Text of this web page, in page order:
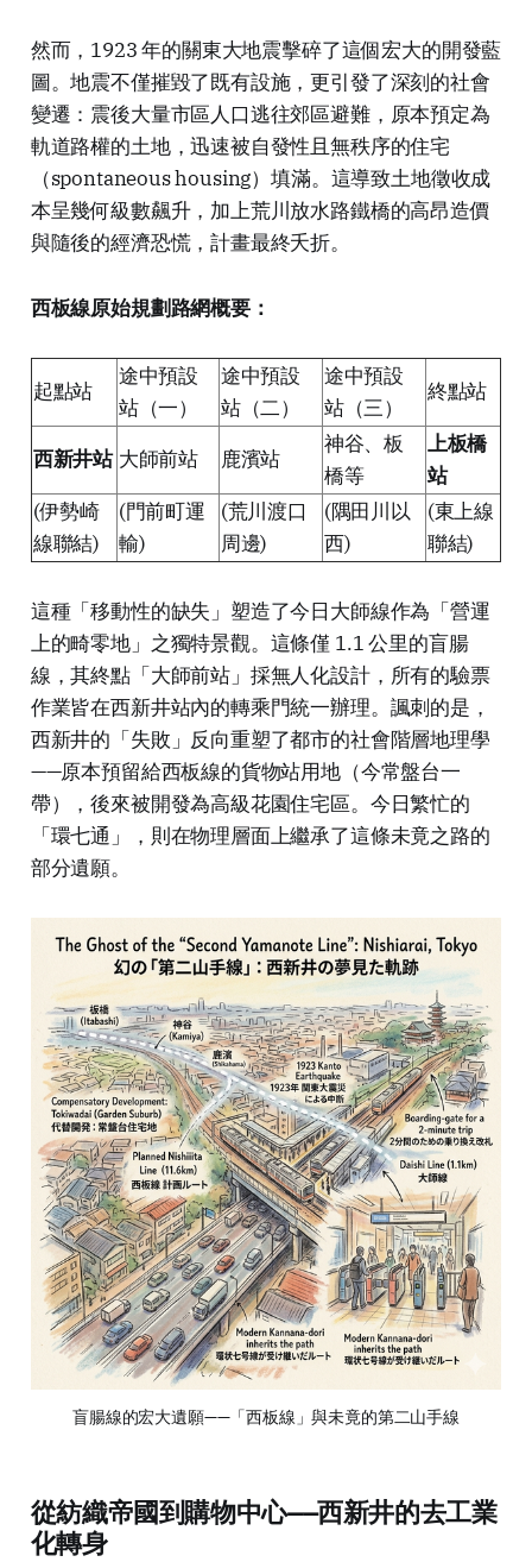
然而，1923 年的關東大地震擊碎了這個宏大的開發藍
圖。地震不僅摧毀了既有設施，更引發了深刻的社會
變遷：震後大量市區人口逃往郊區避難，原本預定為
軌道路權的土地，迅速被自發性且無秩序的住宅
（spontaneous housing）填滿。這導致土地徵收成
本呈幾何級數飆升，加上荒川放水路鐵橋的高昂造價
與隨後的經濟恐慌，計畫最終夭折。
西板線原始規劃路網概要：
起點站
途中預設
站（一）
途中預設
站（二）
途中預設
站（三）
終點站
西新井站 大師前站 鹿濱站
神谷、板
橋等
上板橋
站
(伊勢崎
線聯結)
(門前町運
輸)
(荒川渡口
周邊)
(隅田川以
西)
(東上線
聯結)
這種「移動性的缺失」塑造了今日大師線作為「營運
上的畸零地」之獨特景觀。這條僅 1.1 公里的盲腸
線，其終點「大師前站」採無人化設計，所有的驗票
作業皆在西新井站內的轉乘門統一辦理。諷刺的是，
西新井的「失敗」反向重塑了都市的社會階層地理學
——原本預留給西板線的貨物站用地（今常盤台一
帶），後來被開發為高級花園住宅區。今日繁忙的
「環七通」，則在物理層面上繼承了這條未竟之路的
部分遺願。
盲腸線的宏大遺願——「西板線」與未竟的第二山手線
從紡織帝國到購物中心——西新井的去工業
化轉身